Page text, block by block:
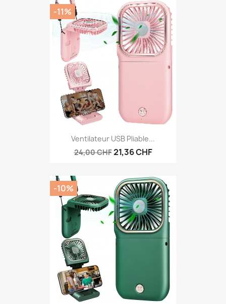
Ventilateur USB Pliable...
24,00 CHF21,36 CHF
-11%
-10%